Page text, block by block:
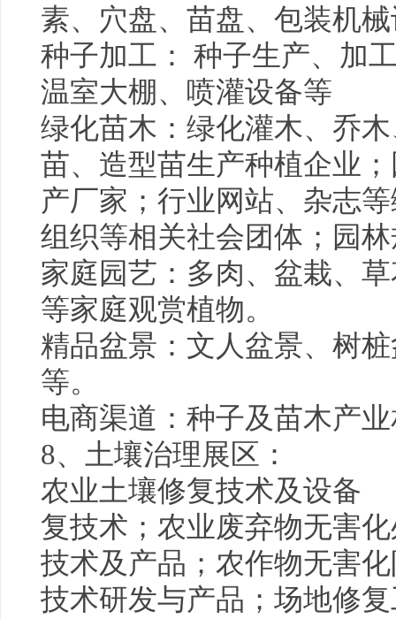
素、穴盘、苗盘、包装机
种子加工： 种子生产、加
温室大棚、喷灌设备等
绿化苗木：绿化灌木、乔
苗、造型苗生产种植企业
产厂家；行业网站、杂志
组织等相关社会团体；园
家庭园艺：多肉、盆栽、
等家庭观赏植物。
精品盆景：文人盆景、树
等。
电商渠道：种子及苗木产
8、土壤治理展区：
农业土壤修复技术及设备
复技术；农业废弃物无害
技术及产品；农作物无害
技术研发与产品；场地修